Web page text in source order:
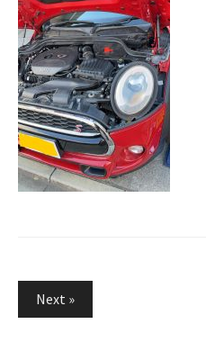
Posts
pagination
Next »